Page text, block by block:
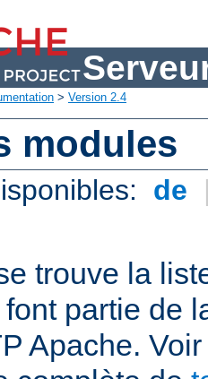
> Version 2.4
modules
de
trouve la
partie de
Apache.